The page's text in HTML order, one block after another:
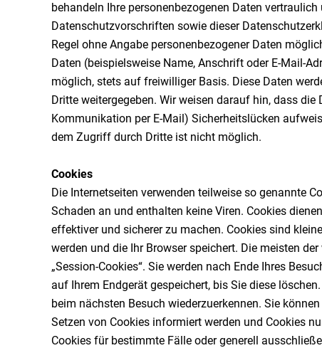
behandeln Ihre personenbezogenen Daten
Datenschutzvorschriften sowie dieser
Regel ohne Angabe personenbezogener Daten
Daten (beispielsweise Name, Anschrift oder E-Mail-
möglich, stets auf freiwilliger Basis. Diese Daten
Dritte weitergegeben. Wir weisen darauf hin, dass
Kommunikation per E-Mail) Sicherheitslücken
dem Zugriff durch Dritte ist nicht möglich.
Cookies
Die Internetseiten verwenden teilweise so genannte
Schaden an und enthalten keine Viren. Cookies
effektiver und sicherer zu machen. Cookies sind
werden und die Ihr Browser speichert. Die meisten
„Session-Cookies“. Sie werden nach Ende Ihres
auf Ihrem Endgerät gespeichert, bis Sie diese
beim nächsten Besuch wiederzuerkennen. Sie
Setzen von Cookies informiert werden und Cookies
Cookies für bestimmte Fälle oder generell